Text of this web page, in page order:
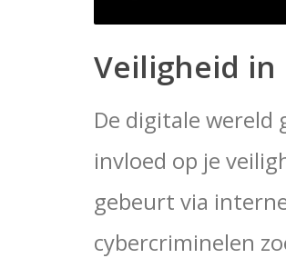
Veiligheid
De digitale wereld
invloed op je
gebeurt via
cybercriminelen